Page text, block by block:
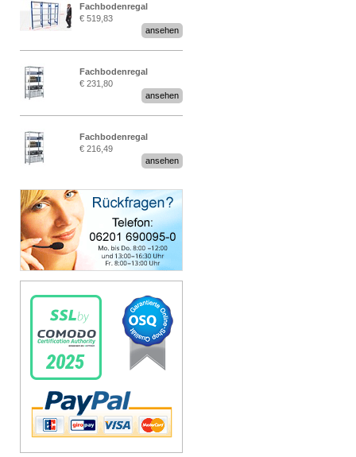
Fachbodenregal
Stecksystem MultiPlus
2,25 Meter breit
€ 519,83
ansehen
Fachbodenregal
Stecksystem MultiPlus
€ 231,80
ansehen
Fachbodenregal
Stecksystem MultiPlus
€ 216,49
ansehen